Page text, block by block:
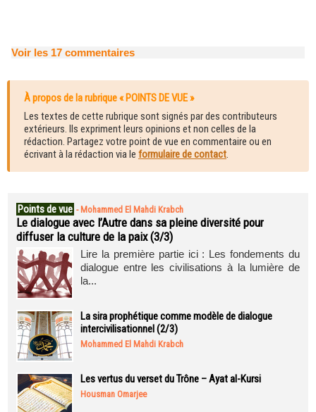
Voir les 17 commentaires
À propos de la rubrique « POINTS DE VUE »
Les textes de cette rubrique sont signés par des contributeurs
extérieurs. Ils expriment leurs opinions et non celles de la
rédaction. Partagez votre point de vue en commentaire ou en
écrivant à la rédaction via le formulaire de contact.
Points de vue - Mohammed El Mahdi Krabch
Le dialogue avec l’Autre dans sa pleine diversité pour
diffuser la culture de la paix (3/3)
Lire la première partie ici : Les fondements du
dialogue entre les civilisations à la lumière de
la...
La sira prophétique comme modèle de dialogue
intercivilisationnel (2/3)
Mohammed El Mahdi Krabch
Les vertus du verset du Trône – Ayat al-Kursi
Housman Omarjee